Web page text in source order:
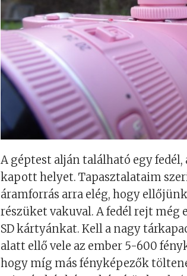
A géptest alján található egy
kapott helyet. Tapasztalataim
áramforrás arra elég, hogy
részüket vakuval. A fedél rejt még
SD kártyánkat. Kell a nagy
alatt ellő vele az ember 5-600
hogy míg más fényképezők